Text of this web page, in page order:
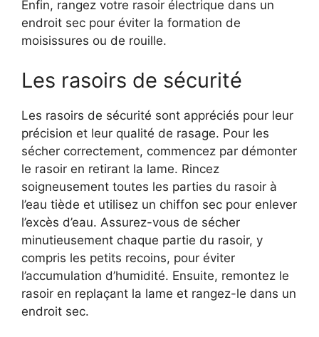
Enfin, rangez votre rasoir électrique dans un
endroit sec pour éviter la formation de
moisissures ou de rouille.
Les rasoirs de sécurité
Les rasoirs de sécurité sont appréciés pour leur
précision et leur qualité de rasage. Pour les
sécher correctement, commencez par démonter
le rasoir en retirant la lame. Rincez
soigneusement toutes les parties du rasoir à
l’eau tiède et utilisez un chiffon sec pour enlever
l’excès d’eau. Assurez-vous de sécher
minutieusement chaque partie du rasoir, y
compris les petits recoins, pour éviter
l’accumulation d’humidité. Ensuite, remontez le
rasoir en replaçant la lame et rangez-le dans un
endroit sec.